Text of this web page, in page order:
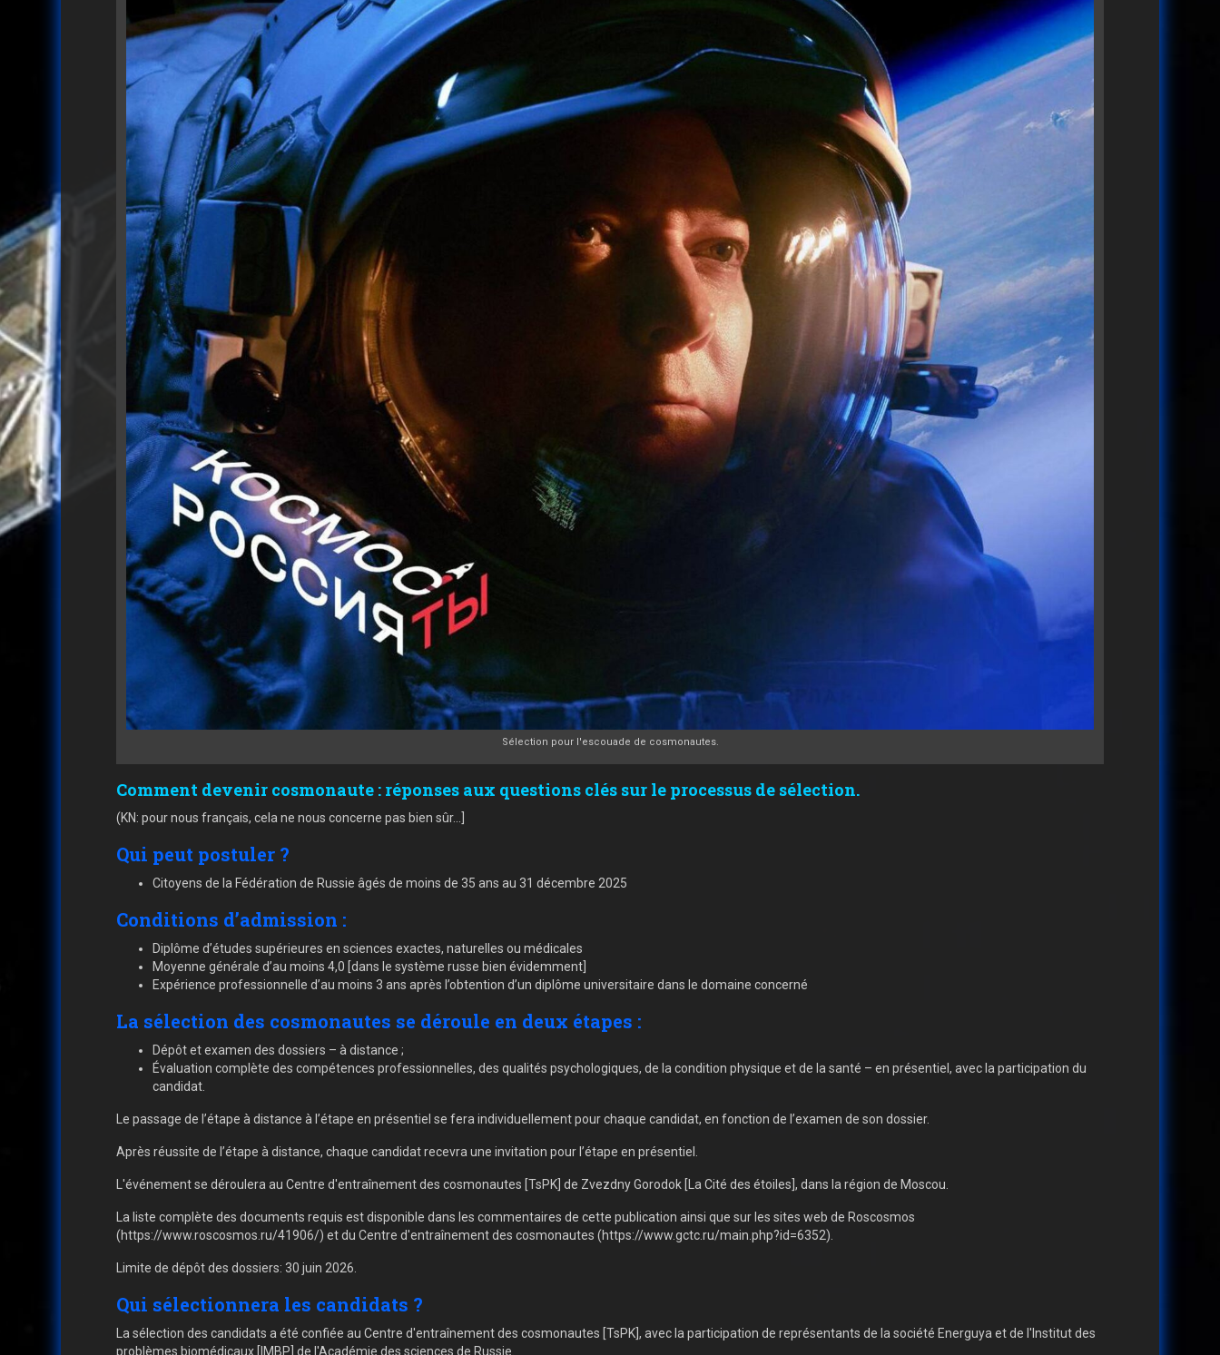
Sélection pour l'escouade de cosmonautes.
Comment devenir cosmonaute : réponses aux questions clés sur le processus de sélection.
(KN: pour nous français, cela ne nous concerne pas bien sûr...]
Qui peut postuler ?
Citoyens de la Fédération de Russie âgés de moins de 35 ans au 31 décembre 2025
Conditions d’admission :
Diplôme d’études supérieures en sciences exactes, naturelles ou médicales
Moyenne générale d’au moins 4,0 [dans le système russe bien évidemment]
Expérience professionnelle d’au moins 3 ans après l’obtention d’un diplôme universitaire dans le domaine concerné
La sélection des cosmonautes se déroule en deux étapes :
Dépôt et examen des dossiers – à distance ;
Évaluation complète des compétences professionnelles, des qualités psychologiques, de la condition physique et de la santé – en présentiel, avec la participation du
candidat.
Le passage de l’étape à distance à l’étape en présentiel se fera individuellement pour chaque candidat, en fonction de l’examen de son dossier.
Après réussite de l’étape à distance, chaque candidat recevra une invitation pour l’étape en présentiel.
L'événement se déroulera au Centre d'entraînement des cosmonautes [TsPK] de Zvezdny Gorodok [La Cité des étoiles], dans la région de Moscou.
La liste complète des documents requis est disponible dans les commentaires de cette publication ainsi que sur les sites web de Roscosmos
(https://www.roscosmos.ru/41906/) et du Centre d'entraînement des cosmonautes (https://www.gctc.ru/main.php?id=6352).
Limite de dépôt des dossiers: 30 juin 2026.
Qui sélectionnera les candidats ?
La sélection des candidats a été confiée au Centre d'entraînement des cosmonautes [TsPK], avec la participation de représentants de la société Energuya et de l'Institut des
problèmes biomédicaux [IMBP] de l'Académie des sciences de Russie.